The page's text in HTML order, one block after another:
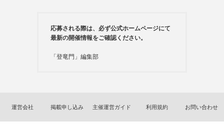
応募される際は、必ず公式ホームページにて
最新の開催情報をご確認ください。
「登竜門」編集部
運営会社 掲載申し込み 主催運営ガイド 利用規約 お問い合わせ